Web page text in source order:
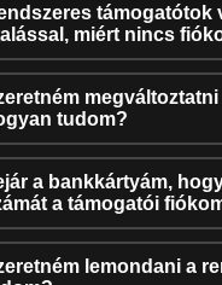
támogatótok
miért nincs
tudom?
a bankkártyám,
a támogatói
lemondani a